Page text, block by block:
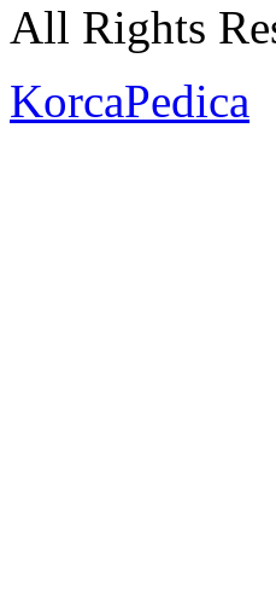
All Rights
KorcaPedica